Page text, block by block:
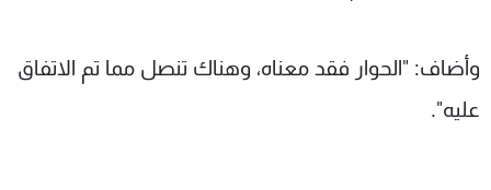
وأضاف: "الحوار فقد معناه، وهناك تنصل مما تم الاتفاق
عليه".